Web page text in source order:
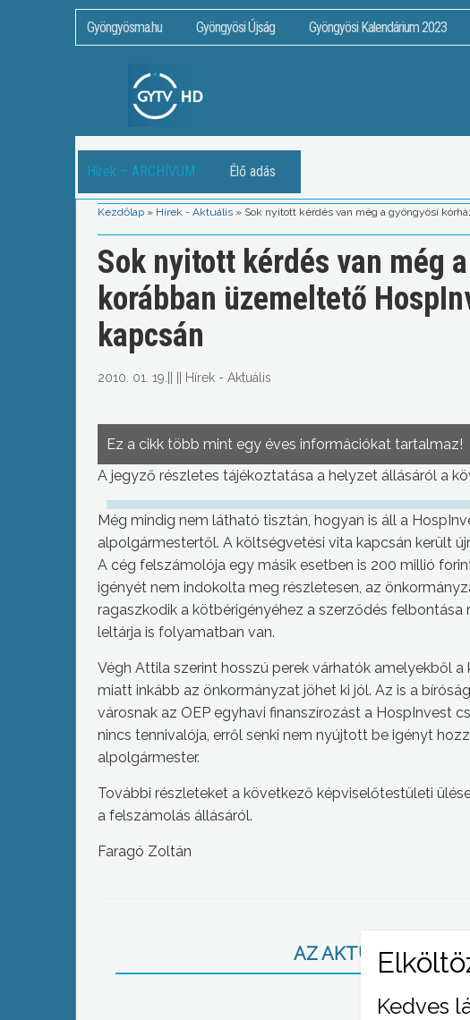
Gyöngyösma.hu Gyöngyösi Újság Gyöngyösi Kalendárium 2023
Hírek – ARCHÍVUM Élő adás
Kezdőlap » Hírek - Aktuális » Sok nyitott kérdés van még a gyöngyösi
Sok nyitott kérdés van még
korábban üzemeltető
kapcsán
2010. 01. 19. Hírek - Aktuális
Ez a cikk több mint egy éves információkat tartalmaz!
A jegyző részletes tájékoztatása a helyzet állásáról a
Még mindig nem látható tisztán, hogyan is áll a
alpolgármestertől. A költségvetési vita kapcsán került
A cég felszámolója egy másik esetben is 200 millió
igényét nem indokolta meg részletesen, az
ragaszkodik a kötbérigényéhez a szerződés
leltárja is folyamatban van.
Végh Attila szerint hosszú perek várhatók amelyekből
miatt inkább az önkormányzat jöhet ki jól. Az is a
városnak az OEP egyhavi finanszírozást a HospInvest
nincs tennivalója, erről senki nem nyújtott be igényt
alpolgármester.
További részleteket a következő képviselőtestületi
a felszámolás állásáról.
Faragó Zoltán
AZ AKTUÁLIS NAPI
Kedves